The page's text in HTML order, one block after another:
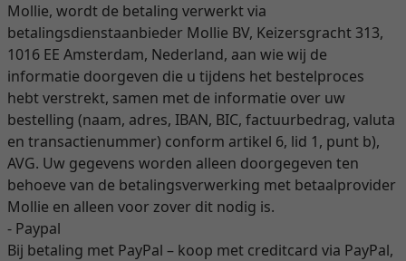
Mollie, wordt de betaling verwerkt via
betalingsdienstaanbieder Mollie BV, Keizersgracht 313,
1016 EE Amsterdam, Nederland, aan wie wij de
informatie doorgeven die u tijdens het bestelproces
hebt verstrekt, samen met de informatie over uw
bestelling (naam, adres, IBAN, BIC, factuurbedrag, valuta
en transactienummer) conform artikel 6, lid 1, punt b),
AVG. Uw gegevens worden alleen doorgegeven ten
behoeve van de betalingsverwerking met betaalprovider
Mollie en alleen voor zover dit nodig is.
- Paypal
Bij betaling met PayPal – koop met creditcard via PayPal,